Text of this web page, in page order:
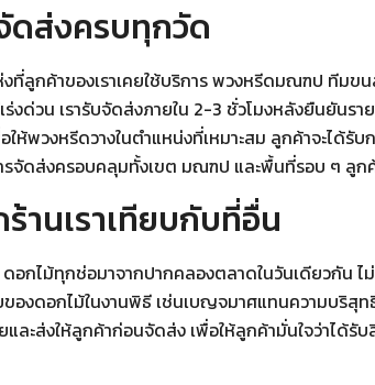
ส่งครบทุกวัด
กค้าของเราเคยใช้บริการ พวงหรีดมณฑป ทีมขน
ด่วน เรารับจัดส่งภายใน 2-3 ชั่วโมงหลังยืนยันร
พวงหรีดวางในตำแหน่งที่เหมาะสม ลูกค้าจะได้รั
จัดส่งครอบคลุมทั้งเขต มณฑป และพื้นที่รอบ ๆ ลูก
นเราเทียบกับที่อื่น
อกไม้ทุกช่อมาจากปากคลองตลาดในวันเดียวกัน
งดอกไม้ในงานพิธี เช่นเบญจมาศแทนความบริสุ
ะส่งให้ลูกค้าก่อนจัดส่ง เพื่อให้ลูกค้ามั่นใจว่าได้